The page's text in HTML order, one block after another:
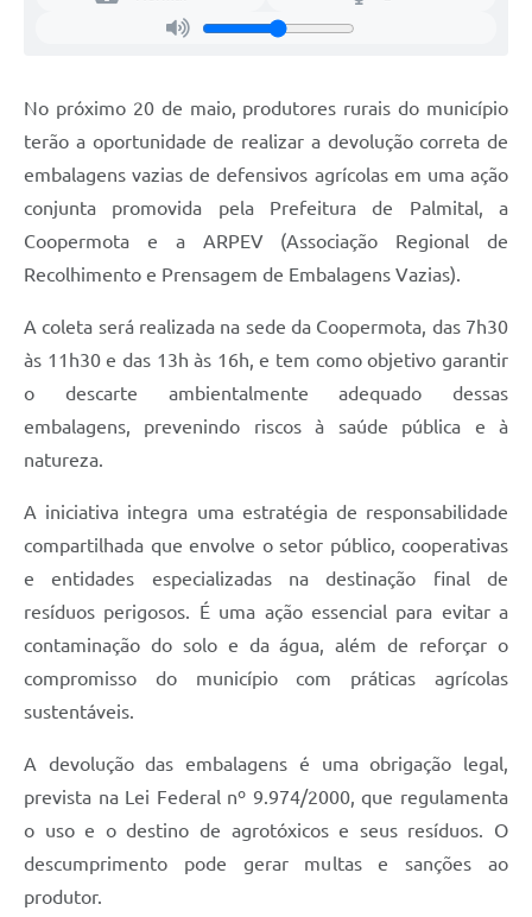
No próximo 20 de maio, produtores rurais do município
terão a oportunidade de realizar a devolução correta de
embalagens vazias de defensivos agrícolas em uma ação
conjunta promovida pela Prefeitura de Palmital, a
Coopermota e a ARPEV (Associação Regional de
Recolhimento e Prensagem de Embalagens Vazias).
A coleta será realizada na sede da Coopermota, das 7h30
às 11h30 e das 13h às 16h, e tem como objetivo garantir
o descarte ambientalmente adequado dessas
embalagens, prevenindo riscos à saúde pública e à
natureza.
A iniciativa integra uma estratégia de responsabilidade
compartilhada que envolve o setor público, cooperativas
e entidades especializadas na destinação final de
resíduos perigosos. É uma ação essencial para evitar a
contaminação do solo e da água, além de reforçar o
compromisso do município com práticas agrícolas
sustentáveis.
A devolução das embalagens é uma obrigação legal,
prevista na Lei Federal nº 9.974/2000, que regulamenta
o uso e o destino de agrotóxicos e seus resíduos. O
descumprimento pode gerar multas e sanções ao
produtor.